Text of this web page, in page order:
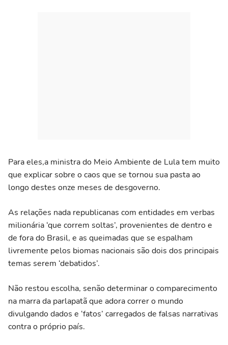
Para eles,a ministra do Meio Ambiente de Lula tem muito
que explicar sobre o caos que se tornou sua pasta ao
longo destes onze meses de desgoverno.
As relações nada republicanas com entidades em verbas
milionária ‘que correm soltas’, provenientes de dentro e
de fora do Brasil, e as queimadas que se espalham
livremente pelos biomas nacionais são dois dos principais
temas serem ‘debatidos’.
Não restou escolha, senão determinar o comparecimento
na marra da parlapatã que adora correr o mundo
divulgando dados e ‘fatos’ carregados de falsas narrativas
contra o próprio país.